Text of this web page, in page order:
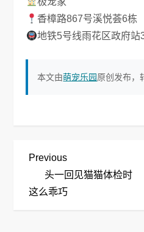
香樟路867号溪悦荟6栋
地铁5号线雨花区政府站
本文由萌宠乐园原创发布，
文
章
Previous
Post
Previous
头一回见猫猫体检时
这么乖巧